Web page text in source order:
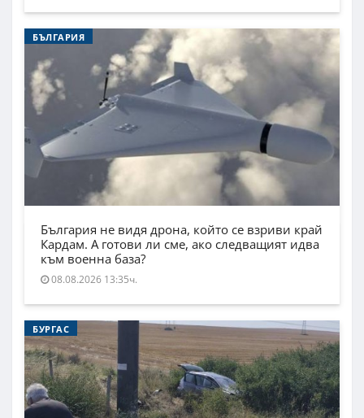
БЪЛГАРИЯ
България не видя дрона, който се взриви край
Кардам. А готови ли сме, ако следващият идва
към военна база?
08.08.2026 13:35ч.
БУРГАС